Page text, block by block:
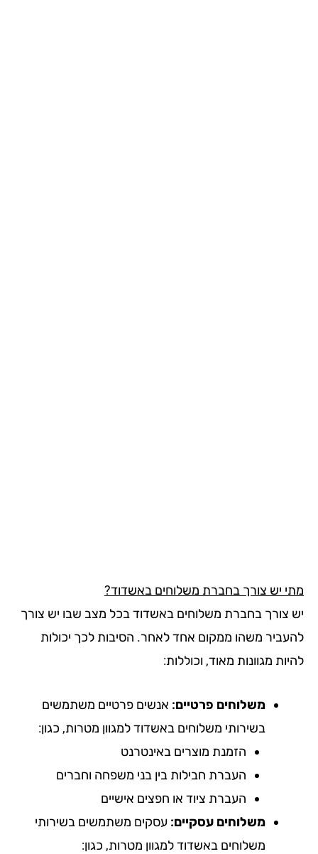
יש צורך בחברת משלוחים באשדוד?
צורך בחברת משלוחים באשדוד בכל מצב שבו יש צורך
משהו ממקום אחד לאחר. הסיבות לכך יכולות
מגוונות מאוד, וכוללות:
משלוחים פרטיים:אנשים פרטיים משתמשים
בשירותי משלוחים באשדוד למגוון מטרות, כגון:
הזמנת מוצרים באינטרנט
העברת חבילות בין בני משפחה וחברים
העברת ציוד או חפצים אישיים
משלוחים עסקיים:עסקים משתמשים בשירותי
משלוחים באשדוד למגוון מטרות, כגון: